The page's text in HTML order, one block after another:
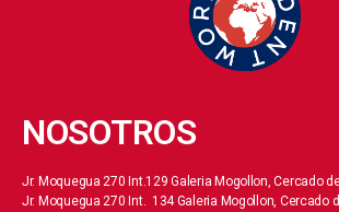
NOSOTROS
Jr. Moquegua 270 Int.129 Galeria Mogollon, Cercado
Jr. Moquegua 270 Int. 134 Galeria Mogollon, Cercado